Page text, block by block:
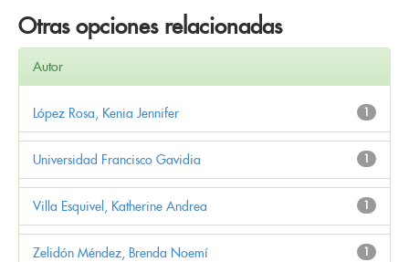
Otras opciones relacionadas
Autor
1
López Rosa, Kenia Jennifer
1
Universidad Francisco Gavidia
1
Villa Esquivel, Katherine Andrea
1
Zelidón Méndez, Brenda Noemí